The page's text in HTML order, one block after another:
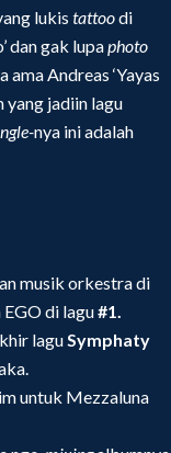
lukis tattoodi
dan gak lupaphoto
ama Andreas ‘Yayas
yang jadiin lagu
nya ini adalah
musik orkestra di
di lagu#1.
laguSymphaty
untuk Mezzaluna